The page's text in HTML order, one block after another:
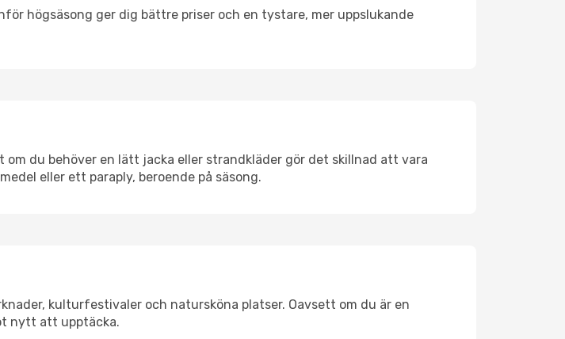
högsäsong ger dig bättre priser och en tystare, mer uppslukande
du behöver en lätt jacka eller strandkläder gör det skillnad att vara
eller ett paraply, beroende på säsong.
kulturfestivaler och natursköna platser. Oavsett om du är en
nytt att upptäcka.